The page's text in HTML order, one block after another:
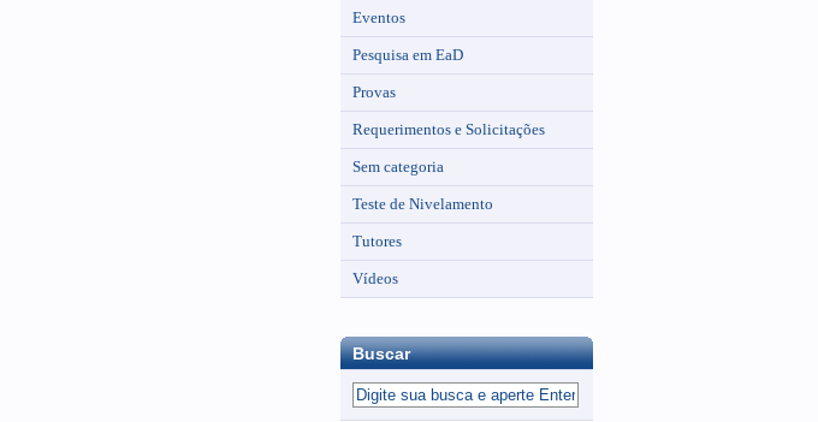
Eventos
Pesquisa em EaD
Provas
Requerimentos e Solicitações
Sem categoria
Teste de Nivelamento
Tutores
Vídeos
Buscar